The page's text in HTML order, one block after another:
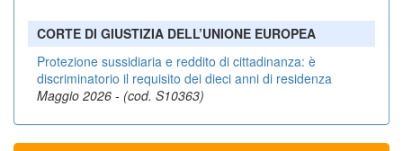
CORTE DI GIUSTIZIA DELL’UNIONE EUROPEA
Protezione sussidiaria e reddito di cittadinanza: è
discriminatorio il requisito dei dieci anni di residenza
Maggio 2026 - (cod. S10363)